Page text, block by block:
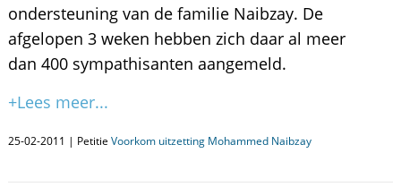
ondersteuning van de familie Naibzay. De
afgelopen 3 weken hebben zich daar al meer
dan 400 sympathisanten aangemeld.
+Lees meer...
25-02-2011 | Petitie Voorkom uitzetting Mohammed Naibzay